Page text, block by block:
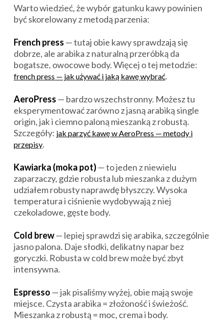
Warto wiedzieć, że wybór gatunku kawy powinien
być skorelowany z metodą parzenia:
French press — tutaj obie kawy sprawdzają się
dobrze, ale arabika z naturalną przeróbką da
bogatsze, owocowe body. Więcej o tej metodzie:
french press — jak używać i jaką kawę wybrać.
AeroPress — bardzo wszechstronny. Możesz tu
eksperymentować zarówno z jasną arabiką single
origin, jak i ciemno paloną mieszanką z robustą.
Szczegóły: jak parzyć kawę w AeroPress — metody i
przepisy.
Kawiarka (moka pot)— to jeden z niewielu
zaparzaczy, gdzie robusta lub mieszanka z dużym
udziałem robusty naprawdę błyszczy. Wysoka
temperatura i ciśnienie wydobywają z niej
czekoladowe, gęste body.
Cold brew— lepiej sprawdzi się arabika, szczególnie
jasno palona. Daje słodki, delikatny napar bez
goryczki. Robusta w cold brew może być zbyt
intensywna.
Espresso — jak pisaliśmy wyżej, obie mają swoje
miejsce. Czysta arabika = złożoność i świeżość.
Mieszanka z robustą = moc, crema i body.